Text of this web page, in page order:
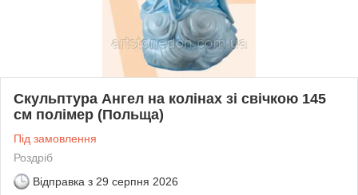
Скульптура Ангел на колінах зі свічкою 145
см полімер (Польща)
Під замовлення
Роздріб
Відправка з 29 серпня 2026